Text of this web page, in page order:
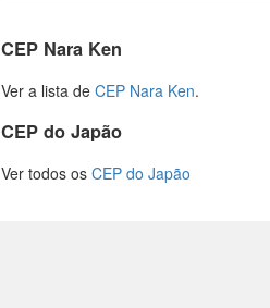
CEP Nara Ken
Ver a lista de CEP Nara Ken.
CEP do Japão
Ver todos os CEP do Japão